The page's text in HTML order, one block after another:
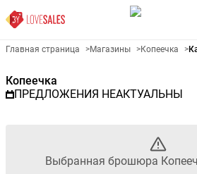
Рекламный
Главная страница >Магазины >Копеечка >
Копеечка
ПРЕДЛОЖЕНИЯ НЕАКТУАЛЬНЫ
Выбранная брошюра